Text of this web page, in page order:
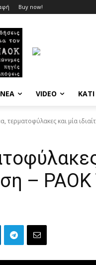
Buy now!
ΝΕΑ VIDEO
τερματοφύλακες και μία
– PAOK